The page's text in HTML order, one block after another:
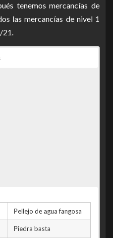
verla más grande
del Trocador
verla más grande
verla más grande
pirata de Cholace
tenemos mercancías de
las mercancías de nivel 1
21.
Pellejo de agua fangosa
Piedra basta